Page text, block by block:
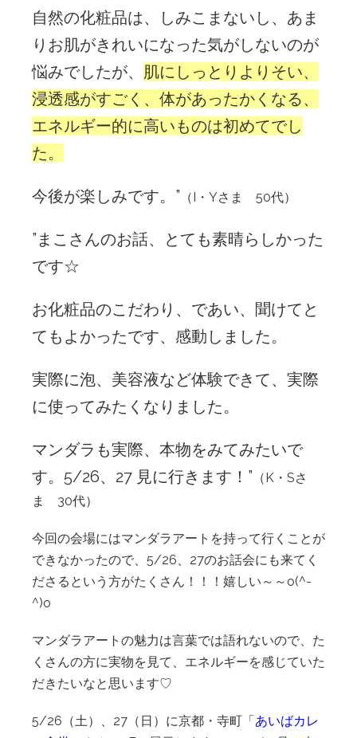
自然の化粧品は、しみこまないし、あま
りお肌がきれいになった気がしないのが
悩みでしたが、 肌にしっとりよりそい、
浸透感がすごく、体があったかくなる、
エネルギー的に高いものは初めてでし
た。
今後が楽しみです。” （I・Yさま 50代）
”まこさんのお話、とても素晴らしかった
です☆
お化粧品のこだわり、であい、聞けてと
てもよかったです、感動しました。
実際に泡、美容液など体験できて、実際
に使ってみたくなりました。
マンダラも実際、本物をみてみたいで
す。5/26、27 見に行きます！” （K・Sさ
ま 30代）
今回の会場にはマンダラアートを持って行くことが
できなかったので、5/26、27のお話会にも来てく
ださるという方がたくさん！！！嬉しい～～o(^-
^)o
マンダラアートの魅力は言葉では語れないので、た
くさんの方に実物を見て、エネルギーを感じていた
だきたいなと思います♡
5/26（土）、27（日）に京都・寺町「あいばカレ